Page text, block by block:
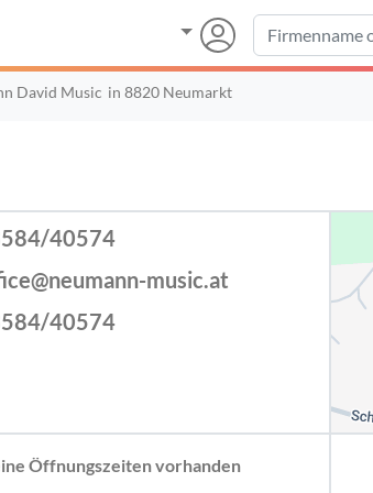
David Music in 8820 Neumarkt
40574
music.at
40574
Öffnungszeiten vorhanden